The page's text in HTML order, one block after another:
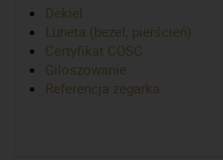
Dekiel
Luneta (bezel, pierścień)
Certyfikat COSC
Giloszowanie
Referencja zegarka